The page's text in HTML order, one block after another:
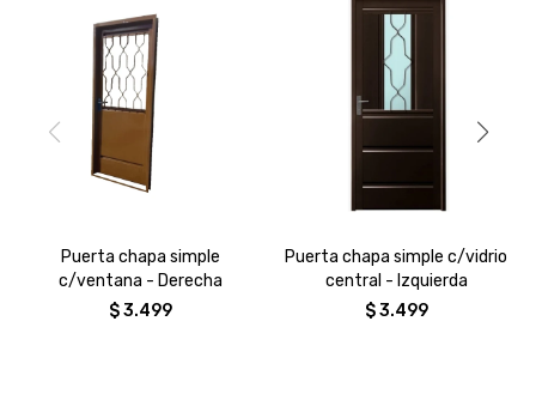
Puerta chapa simple
c/ventana - Derecha
$ 3.499
Puerta chapa simple c/vidrio
central - Izquierda
$ 3.499